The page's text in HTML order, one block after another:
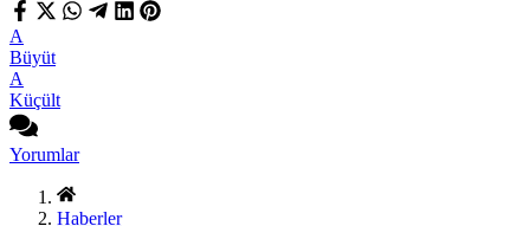
A
Büyüt
A
Küçült
Yorumlar
Haberler